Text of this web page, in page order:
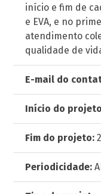
início e fim de
e EVA, e no
atendimento
qualidade de
E-mail do
Início do
Fim do projeto:
Periodicidade: